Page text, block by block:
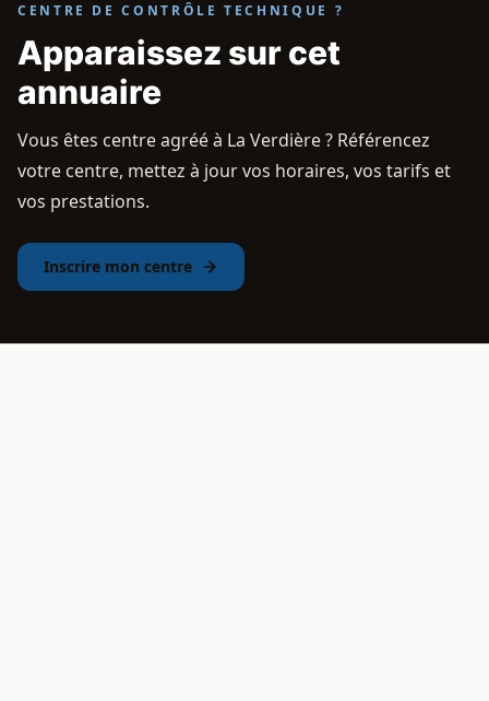
CENTRE DE CONTRÔLE TECHNIQUE ?
Apparaissez sur cet
annuaire
Vous êtes centre agréé à La Verdière ? Référencez
votre centre, mettez à jour vos horaires, vos tarifs et
vos prestations.
Inscrire mon centre